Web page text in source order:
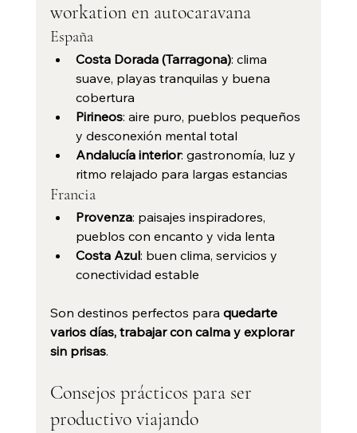
workation en autocaravana
España
Costa Dorada (Tarragona): clima
suave, playas tranquilas y buena
cobertura
Pirineos: aire puro, pueblos pequeños
y desconexión mental total
Andalucía interior: gastronomía, luz y
ritmo relajado para largas estancias
Francia
Provenza: paisajes inspiradores,
pueblos con encanto y vida lenta
Costa Azul: buen clima, servicios y
conectividad estable
Son destinos perfectos para quedarte
varios días, trabajar con calma y explorar
sin prisas.
Consejos prácticos para ser
productivo viajando